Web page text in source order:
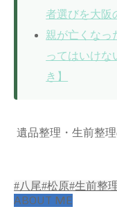
者選びを大阪
親が亡くなっ
ってはいけな
き】
遺品整理・生前整
#八尾#松原#生前整
ABOUT ME